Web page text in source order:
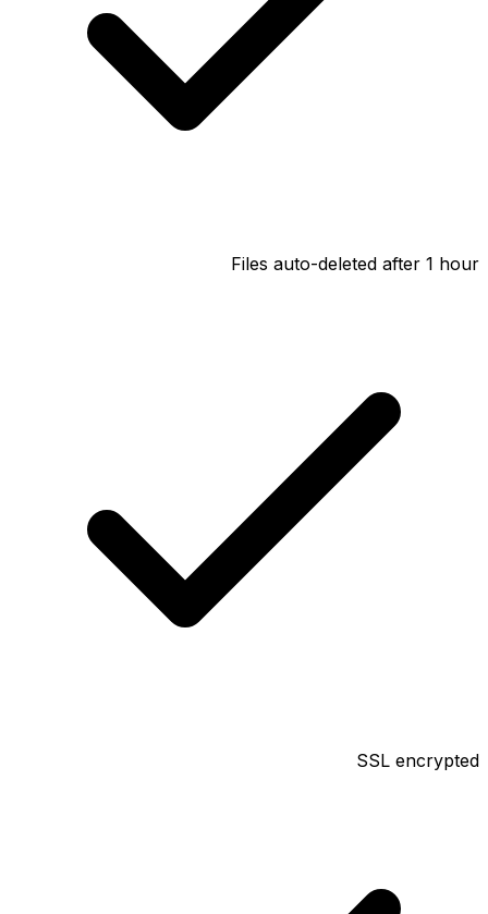
Files auto-deleted after 1 hour
SSL encrypted